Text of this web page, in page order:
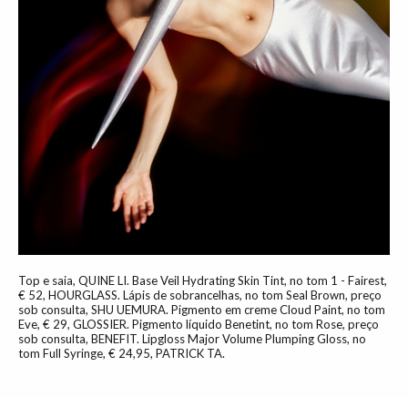
Top e saia, QUINE LI. Base Veil Hydrating Skin Tint, no tom 1 - Fairest,
€ 52, HOURGLASS. Lápis de sobrancelhas, no tom Seal Brown, preço
sob consulta, SHU UEMURA. Pigmento em creme Cloud Paint, no tom
Eve, € 29, GLOSSIER. Pigmento líquido Benetint, no tom Rose, preço
sob consulta, BENEFIT. Lipgloss Major Volume Plumping Gloss, no
tom Full Syringe, € 24,95, PATRICK TA.